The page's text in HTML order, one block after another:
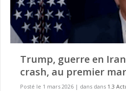
Trump, guerre en
crash, au premier
Posté le 1 mars 2026 | dans dans 1.3